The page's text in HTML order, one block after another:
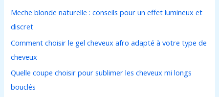
c
h
e
r
:
Meche blonde naturelle : conseils pour un effet lumineux et
discret
Comment choisir le gel cheveux afro adapté à votre type de
cheveux
Quelle coupe choisir pour sublimer les cheveux mi longs
bouclés